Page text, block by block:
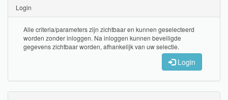
Login
Alle criteria/parameters zijn zichtbaar en kunnen geselecteerd
worden zonder inloggen. Na inloggen kunnen beveiligde
gegevens zichtbaar worden, afhankelijk van uw selectie.
Login